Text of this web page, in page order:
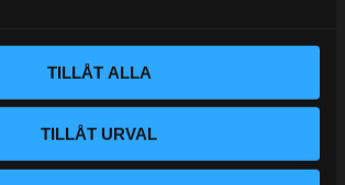
TILLÅT ALLA
TILLÅT URVAL